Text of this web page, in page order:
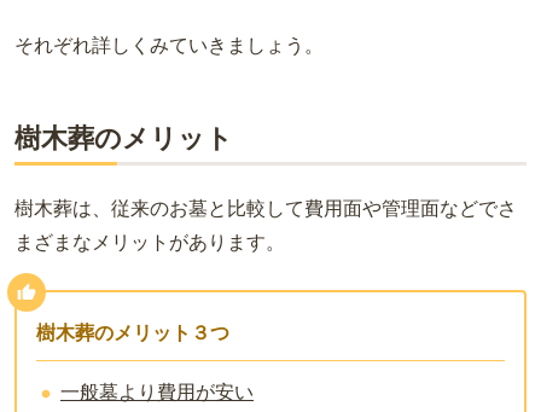
それぞれ詳しくみていきましょう。
樹木葬のメリット
樹木葬は、従来のお墓と比較して費用面や管理面などでさ
まざまなメリットがあります。
樹木葬のメリット３つ
一般墓より費用が安い